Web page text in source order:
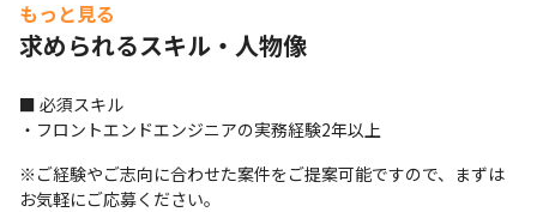
🔹リモート案件多数
当社はスタートアップ企業として、3期目を迎えました！事業拡大
および組織強化に伴い、会社の成長を共に支えていただけるコア
メンバーを募集しています。
現在、多数のプロジェクト・案件依頼をいただいており、さらな
る事業成長に向けて新たな仲間を積極採用中です。
もっと見る
求められるスキル・人物像
■ 必須スキル
・フロントエンドエンジニアの実務経験2年以上
※ご経験やご志向に合わせた案件をご提案可能ですので、まずは
お気軽にご応募ください。